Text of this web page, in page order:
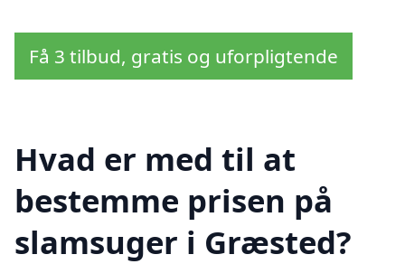
Få 3 tilbud, gratis og uforpligtende
Hvad er med til at
bestemme prisen på
slamsuger i Græsted?